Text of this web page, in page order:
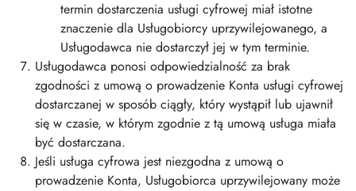
termin dostarczenia usługi cyfrowej miał istotne
znaczenie dla Usługobiorcy uprzywilejowanego, a
Usługodawca nie dostarczył jej w tym terminie.
Usługodawca ponosi odpowiedzialność za brak
zgodności z umową o prowadzenie Konta usługi cyfrowej
dostarczanej w sposób ciągły, który wystąpił lub ujawnił
się w czasie, w którym zgodnie z tą umową usługa miała
być dostarczana.
Jeśli usługa cyfrowa jest niezgodna z umową o
prowadzenie Konta, Usługobiorca uprzywilejowany może